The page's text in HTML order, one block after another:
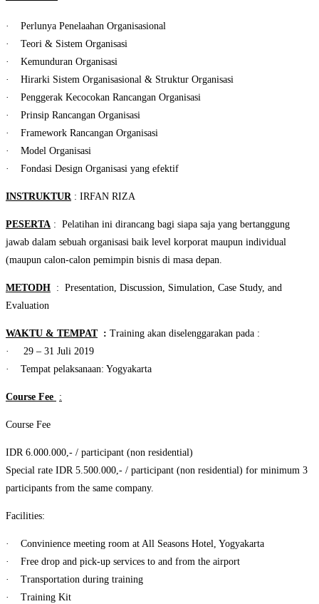
· Perlunya Penelaahan Organisasional
· Teori & Sistem Organisasi
· Kemunduran Organisasi
· Hirarki Sistem Organisasional & Struktur Organisasi
· Penggerak Kecocokan Rancangan Organisasi
· Prinsip Rancangan Organisasi
· Framework Rancangan Organisasi
· Model Organisasi
· Fondasi Design Organisasi yang efektif
INSTRUKTUR: IRFAN RIZA
PESERTA : Pelatihan ini dirancang bagi siapa saja yang bertanggung
jawab dalam sebuah organisasi baik level korporat maupun individual
(maupun calon-calon pemimpin bisnis di masa depan.
METODH : Presentation, Discussion, Simulation, Case Study, and
Evaluation
WAKTU & TEMPAT: Training akan diselenggarakan pada :
· 29 – 31 Juli 2019
· Tempat pelaksanaan: Yogyakarta
Course Fee :
Course Fee
IDR 6.000.000,- / participant (non residential)
Special rate IDR 5.500.000,- / participant (non residential) for minimum 3
participants from the same company.
Facilities:
· Convinience meeting room at All Seasons Hotel, Yogyakarta
· Free drop and pick-up services to and from the airport
· Transportation during training
· Training Kit